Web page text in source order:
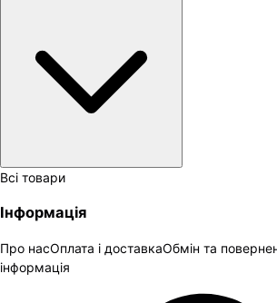
Всі товари
Інформація
Про насОплата і доставкаОбмін та
інформація